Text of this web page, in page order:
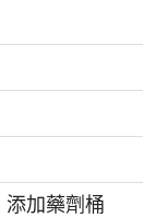
添加藥劑桶